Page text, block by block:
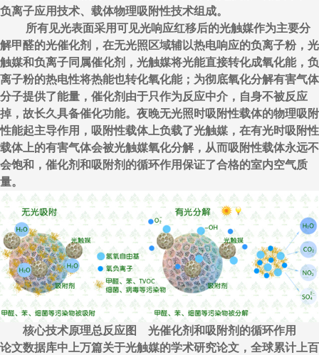
负离子应用技术、载体物理吸附性技术组成。
所有见光表面采用可见光响应红移后的光触媒作为主要分
解甲醛的光催化剂，在无光照区域辅以热电响应的负离子粉，光
触媒和负离子同属催化剂，光触媒将光能直接转化成氧化能，负
离子粉的热电性将热能也转化氧化能；为彻底氧化分解有害气体
分子提供了能量，催化剂由于只作为反应中介，自身不被反应
掉，故长久具备催化功能。夜晚无光照时吸附性载体的物理吸附
性能起主导作用，吸附性载体上负载了光触媒，在有光时吸附性
载体上的有害气体会被光触媒氧化分解，从而吸附性载体永远不
会饱和，催化剂和吸附剂的循环作用保证了合格的室内空气质
量。
核心技术原理总反应图 光催化剂和吸附剂的循环作用
论文数据库中上万篇关于光触媒的学术研究论文，全球累计上百